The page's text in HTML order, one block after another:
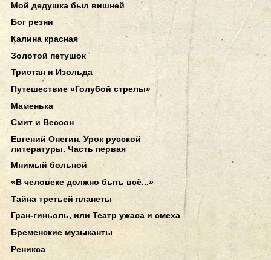
Мой дедушка был вишней
Бог резни
Калина красная
Золотой петушок
Тристан и Изольда
Путешествие «Голубой стрелы»
Маменька
Смит и Вессон
Евгений Онегин. Урок русской
литературы. Часть первая
Мнимый больной
«В человеке должно быть всё...»
Тайна третьей планеты
Гран-гиньоль, или Театр ужаса и смеха
Бременские музыканты
Реникса